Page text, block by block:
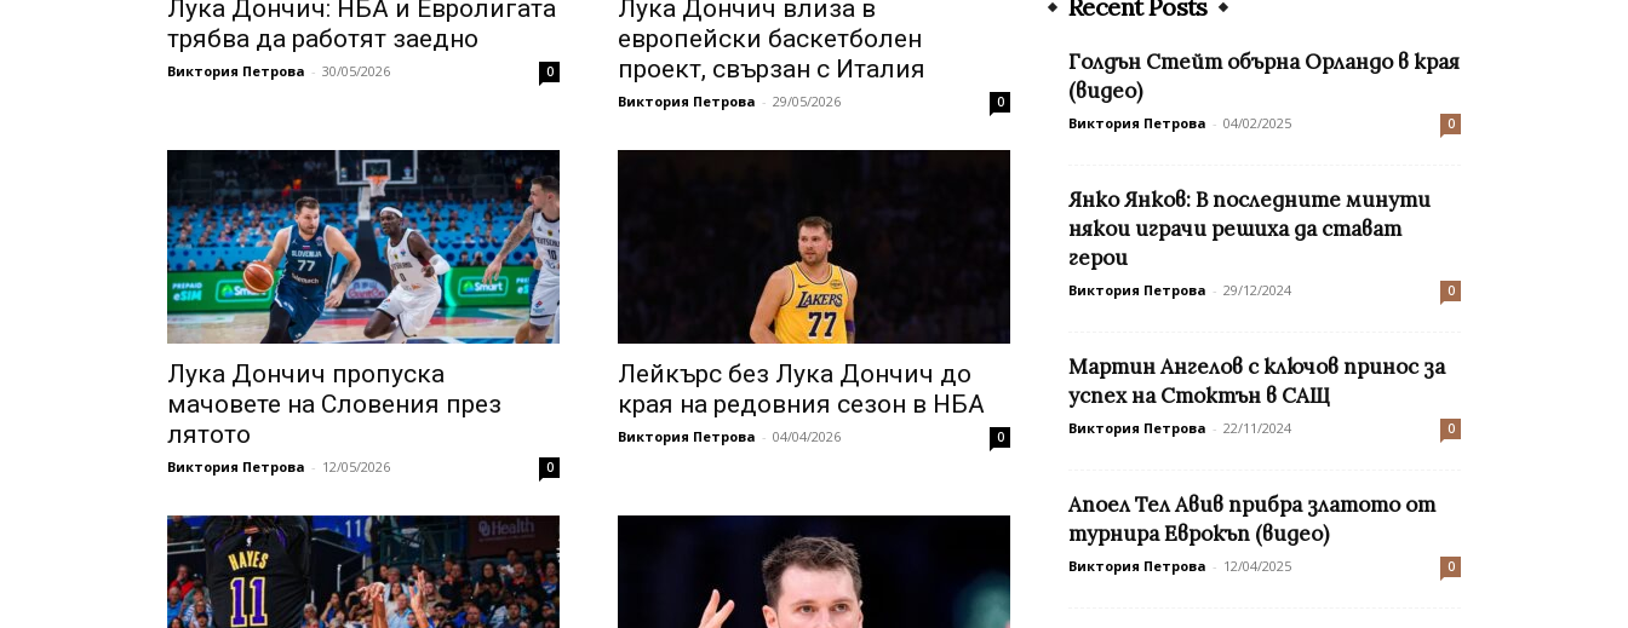
Лука Дончич: НБА и Евролигата
трябва да работят заедно
Виктория Петрова - 30/05/2026 0
Лука Дончич влиза в
европейски баскетболен
проект, свързан с Италия
Виктория Петрова - 29/05/2026 0
Лука Дончич пропуска
мачовете на Словения през
лятото
Виктория Петрова - 12/05/2026 0
Лейкърс без Лука Дончич до
края на редовния сезон в НБА
Виктория Петрова - 04/04/2026 0
Recent Posts
Голдън Стейт обърна Орландо в края
(видео)
Виктория Петрова - 04/02/2025 0
Янко Янков: В последните минути
някои играчи решиха да стават
герои
Виктория Петрова - 29/12/2024 0
Мартин Ангелов с ключов принос за
успех на Стоктън в САЩ
Виктория Петрова - 22/11/2024 0
Апоел Тел Авив прибра златото от
турнира Еврокъп (видео)
Виктория Петрова - 12/04/2025 0